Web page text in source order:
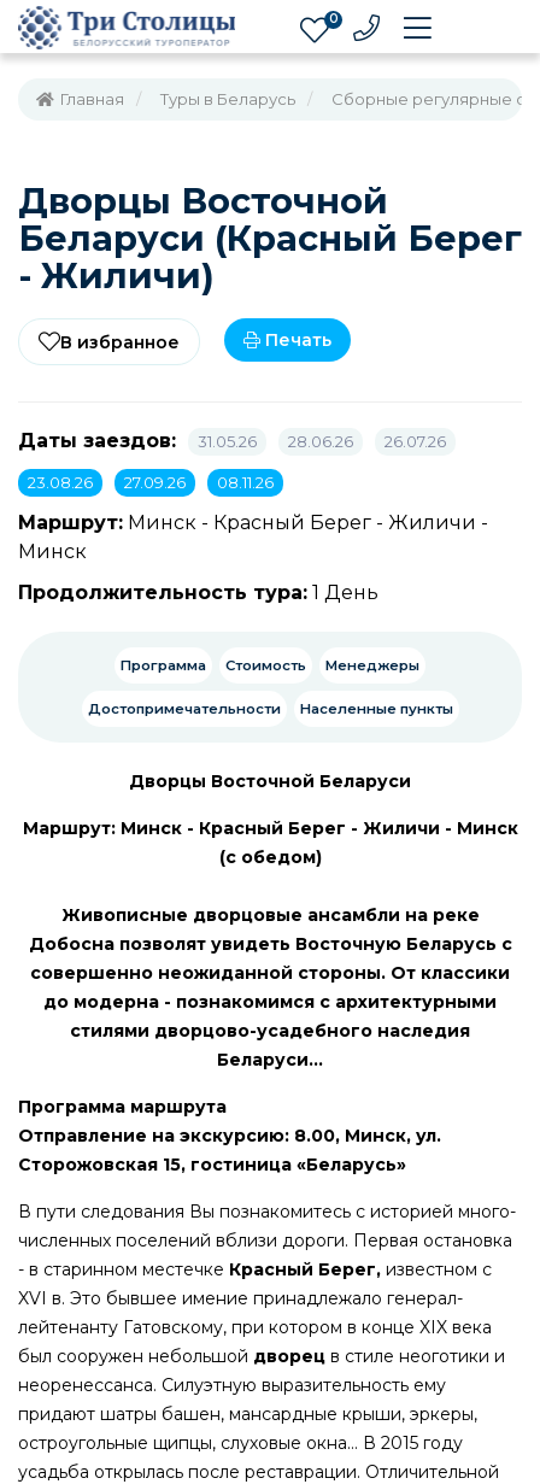
0
Главная Туры в Беларусь Cборные регулярные
Дворцы Восточной
Беларуси (Красный Берег
- Жиличи)
В избранное Печать
Даты заездов: 31.05.26 28.06.26 26.07.26
23.08.26 27.09.26 08.11.26
Маршрут: Минск - Красный Берег - Жиличи -
Минск
Продолжительность тура: 1 День
Программа Стоимость Менеджеры
Достопримечательности Населенные пункты
Дворцы Восточной Беларуси
Маршрут: Минск - Красный Берег - Жиличи - Минск
(с обедом)
Живописные дворцовые ансамбли на реке
Добосна позволят увидеть Восточную Беларусь с
совершенно неожиданной стороны. От классики
до модерна - познакомимся с архитектурными
стилями дворцово-усадебного наследия
Беларуси…
Программа маршрута
Отправление на экскурсию: 8.00, Минск, ул.
Сторожовская 15, гостиница «Беларусь»
В пу­ти следования Вы по­зна­ко­ми­тесь с ис­то­ри­ей мно­го­
чис­лен­ных поселений вбли­зи до­ро­ги. Первая остановка
- в старинном местечке Красный Берег, известном с
XVI в. Это бывшее имение принадлежало генерал-
лейтенанту Гатовскому, при котором в конце XIX века
был сооружен небольшой дворец в стиле неоготики и
неоренессанса. Силуэтную выразительность ему
придают шатры башен, мансардные крыши, эркеры,
остроугольные щипцы, слуховые окна… В 2015 году
усадьба открылась после реставрации. Отличительной